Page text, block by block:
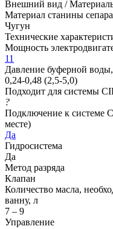
Внешний вид /
Материал станины
Чугун
Технические
Мощность
11
Давление буферной
0,24-0,48 (2,5-5,0)
Подходит для системы
?
Подключение к системе
месте)
Да
Гидросистема
Да
Метод разряда
Клапан
Количество масла,
ванну, л
7 – 9
Управление